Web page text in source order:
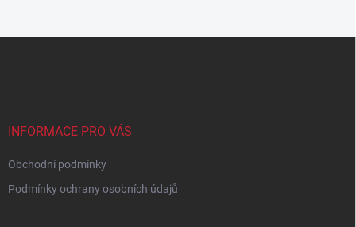
INFORMACE PRO VÁS
Obchodní podmínky
Podmínky ochrany osobních údajů